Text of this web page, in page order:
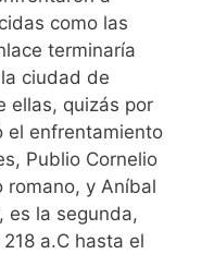
como las
terminaría
ciudad de
ellas, quizás por
el enfrentamiento
Publio Cornelio
romano, y Aníbal
es la segunda,
a.C hasta el